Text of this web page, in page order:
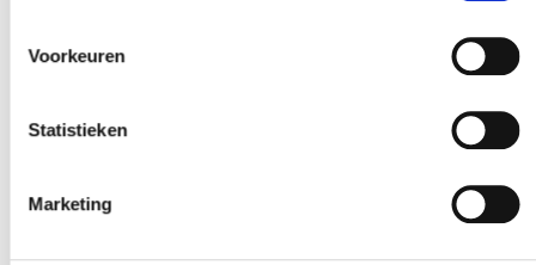
Voorkeuren
Statistieken
Marketing
Specificaties RSH
de 316-serie